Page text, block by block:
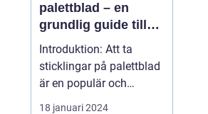
palettblad – en
grundlig guide till
framgångsrik
förökning
Introduktion: Att ta
sticklingar på palettblad
är en populär och
spännande metod för att
18 januari 2024